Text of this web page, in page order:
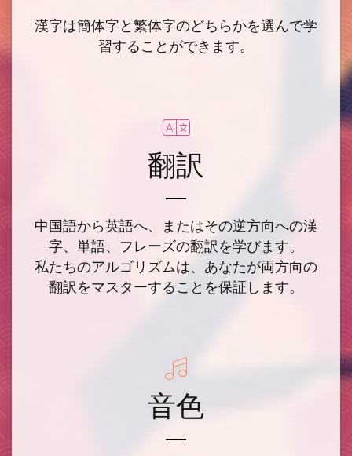
漢字は簡体字と繁体字のどちらかを選んで学
習することができます。
翻訳
中国語から英語へ、またはその逆方向への漢
字、単語、フレーズの翻訳を学びます。
私たちのアルゴリズムは、あなたが両方向の
翻訳をマスターすることを保証します。
音色